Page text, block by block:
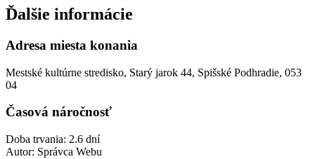
Ďalšie informácie
Adresa miesta konania
Mestské kultúrne stredisko, Starý jarok 44, Spišské Podhradie, 053
04
Časová náročnosť
Doba trvania: 2.6 dní
Autor: Správca Webu